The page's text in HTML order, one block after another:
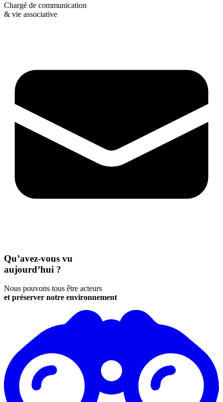
Chargé de communication
& vie associative
Qu’avez-vous vu
aujourd’hui ?
Nous pouvons tous être acteurs
et préserver notre environnement